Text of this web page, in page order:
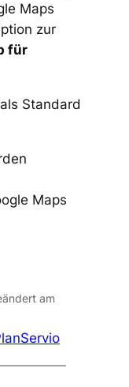
Maps
zur
für
als Standard
Maps
am